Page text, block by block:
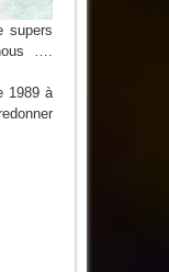
supers
….
1989 à